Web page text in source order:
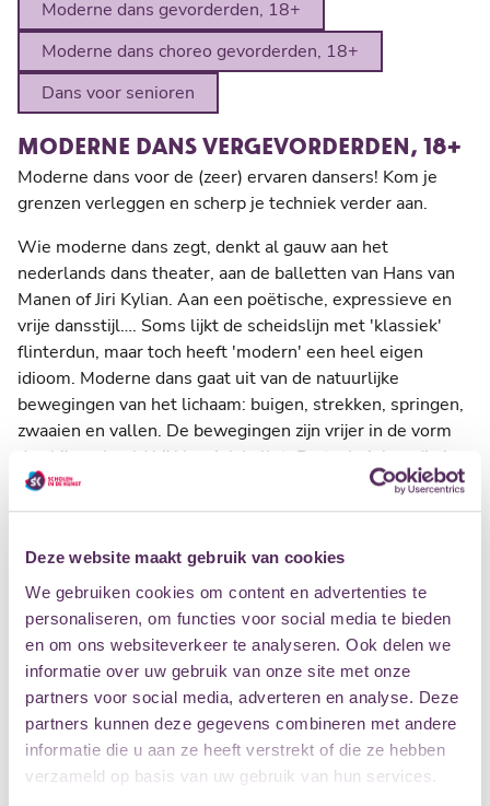
Deze website maakt gebruik van cookies
We gebruiken cookies om content en advertenties te
personaliseren, om functies voor social media te bieden
en om ons websiteverkeer te analyseren. Ook delen we
informatie over uw gebruik van onze site met onze
partners voor social media, adverteren en analyse. Deze
partners kunnen deze gegevens combineren met andere
informatie die u aan ze heeft verstrekt of die ze hebben
verzameld op basis van uw gebruik van hun services.
Moderne dans gevorderden, 18+
Moderne dans choreo gevorderden, 18+
Dans voor senioren
MODERNE DANS VERGEVORDERDEN, 18+
Moderne dans voor de (zeer) ervaren dansers! Kom je
grenzen verleggen en scherp je techniek verder aan.
Wie moderne dans zegt, denkt al gauw aan het
nederlands dans theater, aan de balletten van Hans van
Manen of Jiri Kylian. Aan een poëtische, expressieve en
vrije dansstijl…. Soms lijkt de scheidslijn met 'klassiek'
flinterdun, maar toch heeft 'modern' een heel eigen
idioom. Moderne dans gaat uit van de natuurlijke
bewegingen van het lichaam: buigen, strekken, springen,
zwaaien en vallen. De bewegingen zijn vrijer in de vorm
dan bijvoorbeeld bij klassiek ballet. De technieken die je
in onze cursussen moderne dans aanleert, dienen louter
als instrument om je in dans te kunnen uiten. Daarbij gaat
net zo goed om het plezier dat je zelf beleeft aan het
dansen. Je draagt daarom soepele en gemakkelijk
zittende kleding en danst op blote voeten of sokken.
SCHRIJF JE IN PROEFLES
Let op: sommige cursussen zijn vol. Je kunt je wel
inschrijven voor de wachtlijst.